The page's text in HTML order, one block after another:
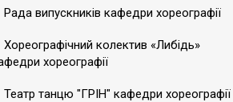
Рада випускників кафедри хореографії
Хореографічний колектив «Либідь»
хореографії
Театр танцю "ГРІН" кафедри хореографії